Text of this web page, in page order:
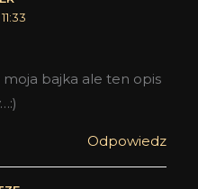
bajka ale ten opis
Odpowiedz